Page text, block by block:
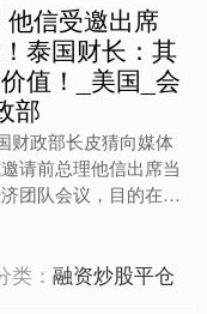
信受邀出席
泰国财长：其
值！_美国_会
部
财政部长皮猜向媒体
请前总理他信出席当
团队会议，目的在于
美国计划对泰国商品
税问....
类：融资炒股平仓